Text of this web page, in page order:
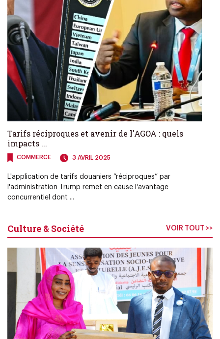
Tarifs réciproques et avenir de l'AGOA : quels
impacts ...
COMMERCE 3 AVRIL 2025
L'application de tarifs douaniers “réciproques” par
l'administration Trump remet en cause l'avantage
concurrentiel dont ...
Culture & Société VOIR TOUT >>